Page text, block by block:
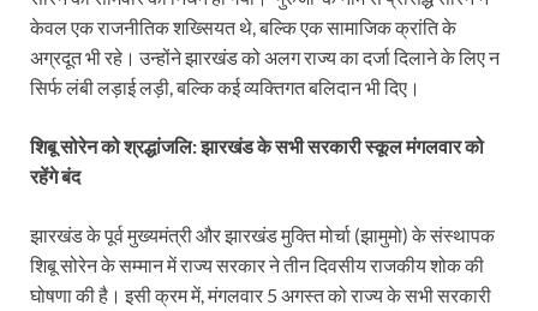
केवल एक राजनीतिक शख्सियत थे, बल्कि एक सामाजिक क्रांति के
अग्रदूत भी रहे। उन्होंने झारखंड को अलग राज्य का दर्जा दिलाने के लिए न
सिर्फ लंबी लड़ाई लड़ी, बल्कि कई व्यक्तिगत बलिदान भी दिए।
शिबू सोरेन को श्रद्धांजलि: झारखंड के सभी सरकारी स्कूल मंगलवार को
रहेंगे बंद
झारखंड के पूर्व मुख्यमंत्री और झारखंड मुक्ति मोर्चा (झामुमो) के संस्थापक
शिबू सोरेन के सम्मान में राज्य सरकार ने तीन दिवसीय राजकीय शोक की
घोषणा की है। इसी क्रम में, मंगलवार 5 अगस्त को राज्य के सभी सरकारी